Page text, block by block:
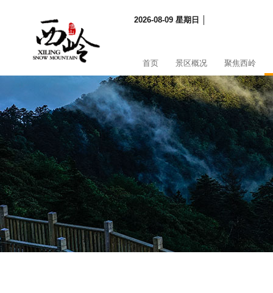
2026-08-09 星期日 │
首页 景区概况 聚焦西岭